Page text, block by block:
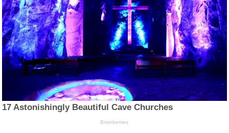
17 Astonishingly Beautiful Cave Churches
Brainberries